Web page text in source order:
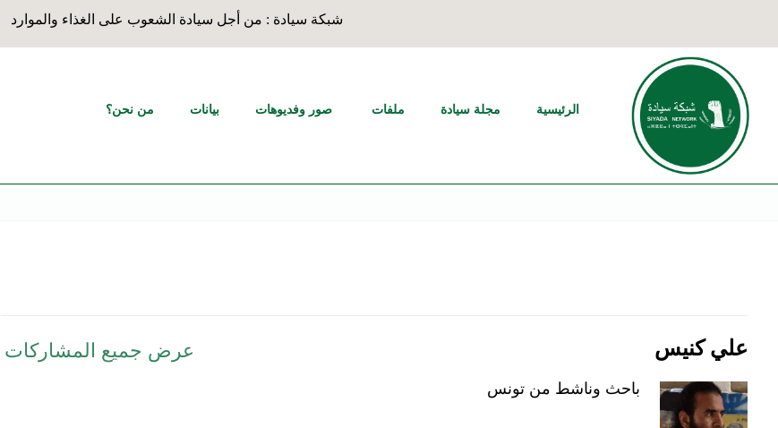
شبكة سيادة : من أجل سيادة الشعوب على الغذاء والموارد
الرئيسية مجلة سيادة ملفات صور وفديوهات بيانات من نحن؟
علي كنيس عرض جميع المشاركات
باحث وناشط من تونس